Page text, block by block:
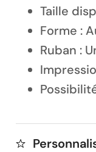
Taille
Forme :
Ruban :